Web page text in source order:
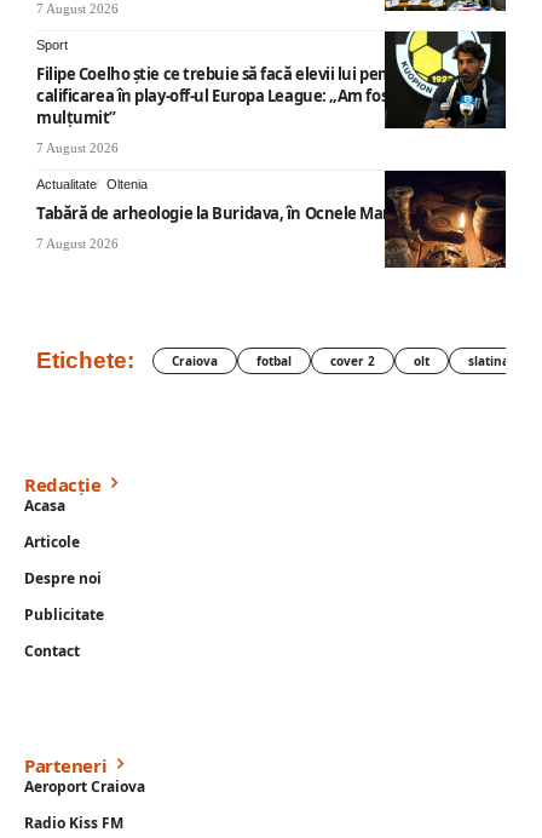
7 August 2026
Sport
Filipe Coelho știe ce trebuie să facă elevii lui pentru a obține
calificarea în play-off-ul Europa League: „Am fost foarte
mulțumit”
7 August 2026
Actualitate Oltenia
Tabără de arheologie la Buridava, în Ocnele Mari
7 August 2026
Etichete: Craiova fotbal cover 2 olt slatina
Redacție
Acasa
Articole
Despre noi
Publicitate
Contact
Parteneri
Aeroport Craiova
Radio Kiss FM